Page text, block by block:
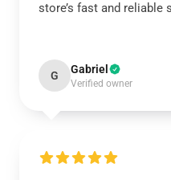
store’s fast and reliable
G Gabriel
Verified owner